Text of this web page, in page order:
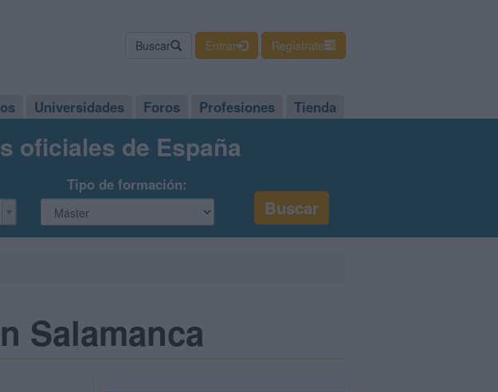
Buscar Entrar Regístrate
Universidades Foros Profesiones Tienda
oficiales de España
Tipo de formación:
Salamanca